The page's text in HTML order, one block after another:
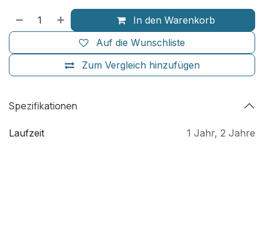
In den Warenkorb
Zum Vergleich hinzufügen
Auf die Wunschliste
Spezifikationen
Laufzeit 1 Jahr, 2 Jahre